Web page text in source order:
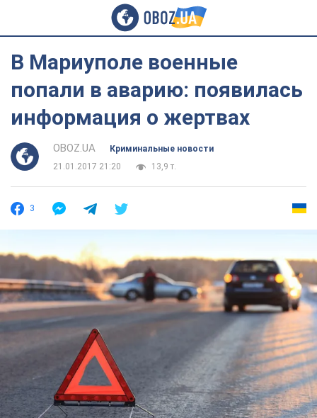
В Мариуполе военные
попали в аварию: появилась
информация о жертвах
OBOZ.UA
Криминальные новости
21.01.2017 21:20
13,9 т.
3